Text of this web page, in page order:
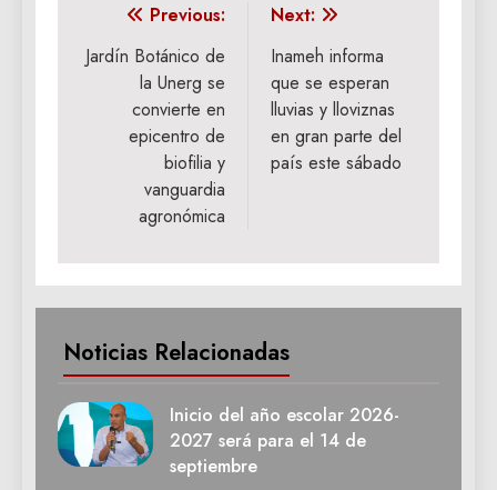
Navegación
de
entradas
Previous:
Jardín Botánico de
la Unerg se
convierte en
epicentro de
biofilia y
vanguardia
agronómica
Next:
Inameh informa
que se esperan
lluvias y lloviznas
en gran parte del
país este sábado
Noticias Relacionadas
Inicio del año escolar 2026-
2027 será para el 14 de
septiembre